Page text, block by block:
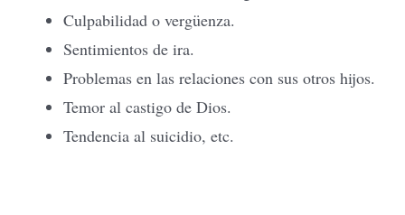
Culpabilidad o vergüenza.
Sentimientos de ira.
Problemas en las relaciones con sus otros hijos.
Temor al castigo de Dios.
Tendencia al suicidio, etc.